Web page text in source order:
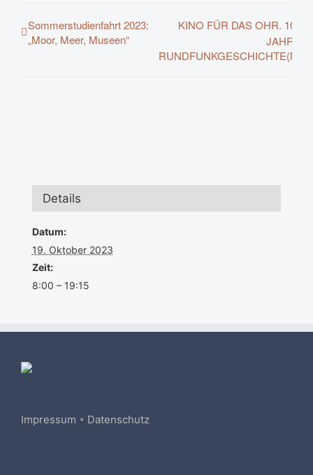
Sommerstudienfahrt 2023:
„Moor, Meer, Museen“
KINO FÜR DAS OHR. 100
JAHRE
RUNDFUNKGESCHICHTE(N)
Details
Datum:
19. Oktober 2023
Zeit:
8:00 – 19:15
Impressum • Datenschutz